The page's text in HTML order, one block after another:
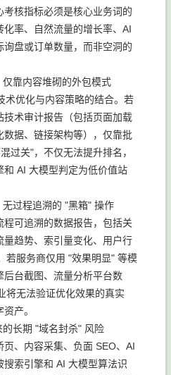
核指标必须是核心业务词的
率、自然流量的增长率、AI
盘或订单数量，而非空洞的
靠内容堆砌的外包模式
术优化与内容策略的结合。若
技术审计报告（包括页面加载
据、链接架构等），仅靠批
过关"，不仅无法提升排名，
AI 大模型判定为低价值站
过程追溯的 "黑箱" 操作
可追溯的数据报告，包括关
趋势、索引量变化、用户行
若服务商仅用 "效果明显" 等模
台截图、流量分析平台数
将无法验证优化效果的真实
产。
长期 "域名封杀" 风险
、内容采集、负面 SEO、AI
索引擎和 AI 大模型算法识